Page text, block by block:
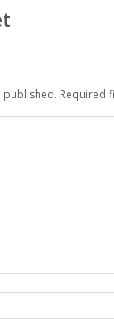
published. Required